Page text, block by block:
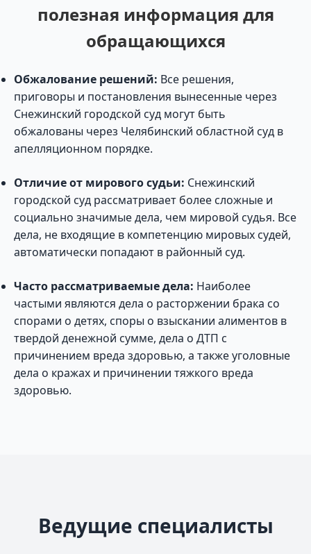
полезная информация для
обращающихся
Обжалование решений: Все решения,
приговоры и постановления вынесенные через
Снежинский городской суд могут быть
обжалованы через Челябинский областной суд в
апелляционном порядке.
Отличие от мирового судьи: Снежинский
городской суд рассматривает более сложные и
социально значимые дела, чем мировой судья. Все
дела, не входящие в компетенцию мировых судей,
автоматически попадают в районный суд.
Часто рассматриваемые дела: Наиболее
частыми являются дела о расторжении брака со
спорами о детях, споры о взыскании алиментов в
твердой денежной сумме, дела о ДТП с
причинением вреда здоровью, а также уголовные
дела о кражах и причинении тяжкого вреда
здоровью.
Ведущие специалисты